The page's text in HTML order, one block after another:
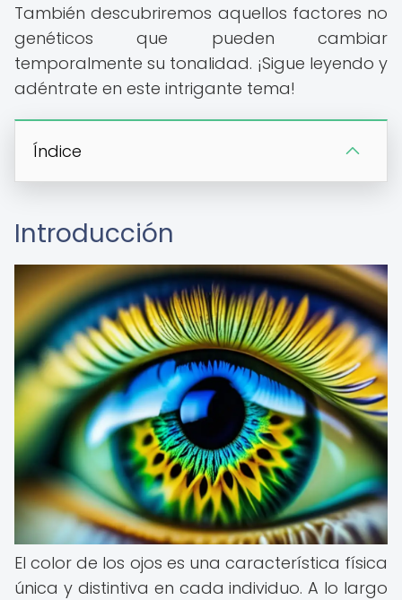
También descubriremos aquellos factores no
genéticos que pueden cambiar
temporalmente su tonalidad. ¡Sigue leyendo y
adéntrate en este intrigante tema!
Índice
Introducción
El color de los ojos es una característica física
única y distintiva en cada individuo. A lo largo